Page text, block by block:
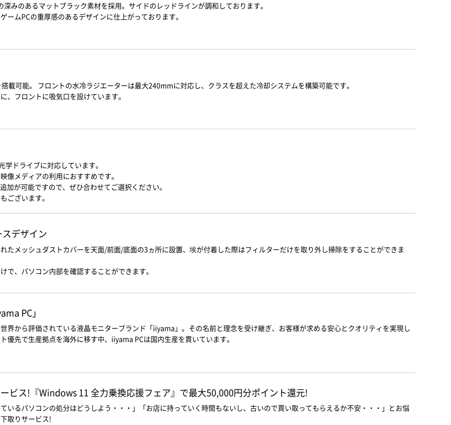
みのあるマットブラック素材を採用。サイドのレッドラインが調和しております。
ームPCの重厚感のあるデザインに仕上がっております。
載可能。 フロントの水冷ラジエーターは最大240mmに対応し、クラスを超えた冷却システムを構築可能です。
、フロントに吸気口を設けています。
ドライブに対応しています。
像メディアの利用におすすめです。
加が可能ですので、ぜひ合わせてご選択ください。
ございます。
デザイン
たメッシュダストカバーを天面/前面/底面の3ヵ所に設置、埃が付着した際はフィルターだけを取り外し掃除をすることができま
で、パソコン内部を確認することができます。
PC」
界から評価されている液晶モニターブランド「iiyama」。その名前と理念を受け継ぎ、お客様が求める安心とクオリティを実現し
優先で生産拠点を海外に移す中、iiyama PCは国内生産を貫いています。
ビス!『Windows 11 全力乗換応援フェア』で最大50,000円分ポイント還元!
いるパソコンの処分はどうしよう・・・」「お店に持っていく時間もないし、古いので買い取ってもらえるか不安・・・」とお悩
取りサービス!